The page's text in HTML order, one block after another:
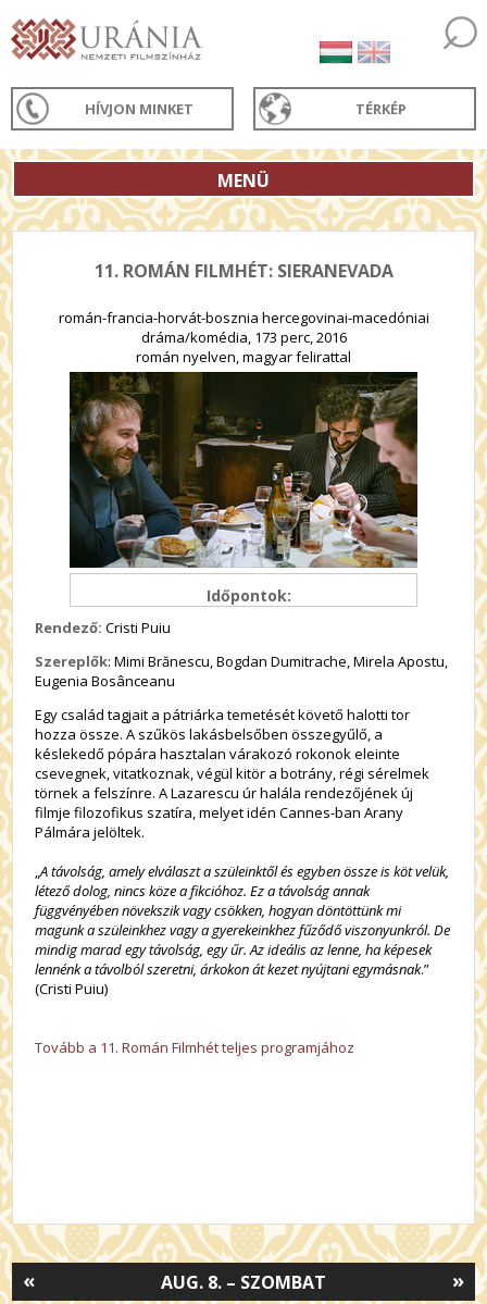
HÍVJON MINKET TÉRKÉP
MENÜ
11. ROMÁN FILMHÉT: SIERANEVADA
román-francia-horvát-bosznia hercegovinai-macedóniai
dráma/komédia, 173 perc, 2016
román nyelven, magyar felirattal
Időpontok:
Rendező: Cristi Puiu
Szereplők: Mimi Brănescu, Bogdan Dumitrache, Mirela Apostu,
Eugenia Bosânceanu
Egy család tagjait a pátriárka temetését követő halotti tor
hozza össze. A szűkös lakásbelsőben összegyűlő, a
késlekedő pópára hasztalan várakozó rokonok eleinte
csevegnek, vitatkoznak, végül kitör a botrány, régi sérelmek
törnek a felszínre. A Lazarescu úr halála rendezőjének új
filmje filozofikus szatíra, melyet idén Cannes-ban Arany
Pálmára jelöltek.
„A távolság, amely elválaszt a szüleinktől és egyben össze is köt velük,
létező dolog, nincs köze a fikcióhoz. Ez a távolság annak
függvényében növekszik vagy csökken, hogyan döntöttünk mi
magunk a szüleinkhez vagy a gyerekeinkhez fűződő viszonyunkról. De
mindig marad egy távolság, egy űr. Az ideális az lenne, ha képesek
lennénk a távolból szeretni, árkokon át kezet nyújtani egymásnak.”
(Cristi Puiu)
Tovább a 11. Román Filmhét teljes programjához
»
AUG. 8. – SZOMBAT
«